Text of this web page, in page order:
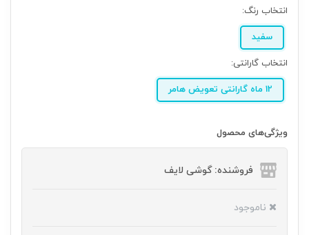
انتخاب رنگ:
سفید
انتخاب گارانتی:
12 ماه گارانتی تعویض هامر
ویژگی‌های محصول
فروشنده: گوشی لایف
ناموجود